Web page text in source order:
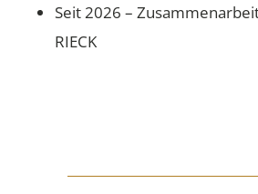
Seit 2026 –
RIECK